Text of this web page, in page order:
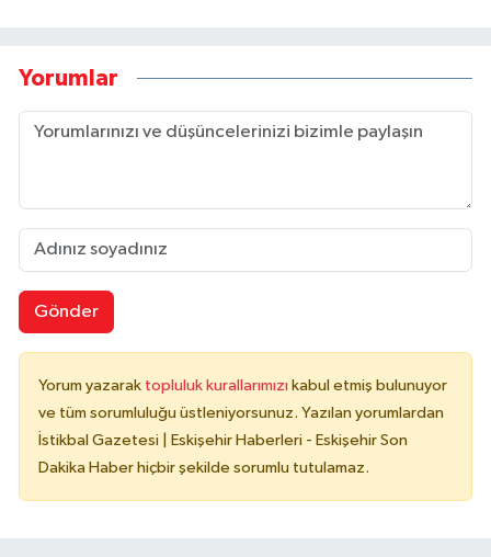
Yorumlar
Gönder
Yorum yazarak topluluk kurallarımızı kabul etmiş bulunuyor
ve tüm sorumluluğu üstleniyorsunuz. Yazılan yorumlardan
İstikbal Gazetesi | Eskişehir Haberleri - Eskişehir Son
Dakika Haber hiçbir şekilde sorumlu tutulamaz.